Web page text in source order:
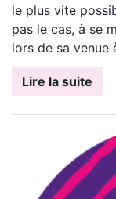
le plus vite
pas le cas, à se
lors de sa venue
Lire la suite